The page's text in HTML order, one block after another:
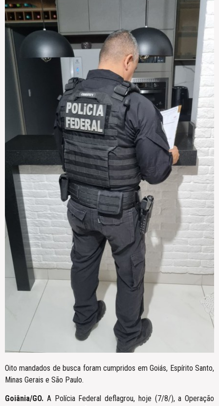
Oito mandados de busca foram cumpridos em Goiás, Espírito Santo,
Minas Gerais e São Paulo.
Goiânia/GO. A Polícia Federal deflagrou, hoje (7/8/), a Operação